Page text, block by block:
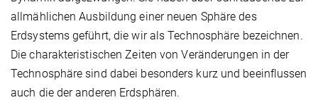
allmählichen Ausbildung einer neuen Sphäre des
Erdsystems geführt, die wir als Technosphäre bezeichnen.
Die charakteristischen Zeiten von Veränderungen in der
Technosphäre sind dabei besonders kurz und beeinflussen
auch die der anderen Erdsphären.